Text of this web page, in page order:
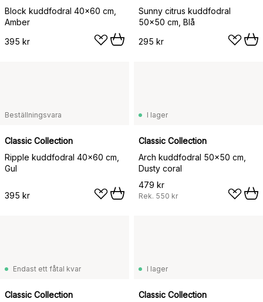
Block kuddfodral 40x60 cm,
Amber
395 kr
Sunny citrus kuddfodral
50x50 cm, Blå
295 kr
Beställningsvara
Classic Collection
Ripple kuddfodral 40x60 cm,
Gul
395 kr
I lager
Classic Collection
Arch kuddfodral 50x50 cm,
Dusty coral
479 kr
Rek. 550 kr
Endast ett fåtal kvar
Classic Collection
I lager
Classic Collection